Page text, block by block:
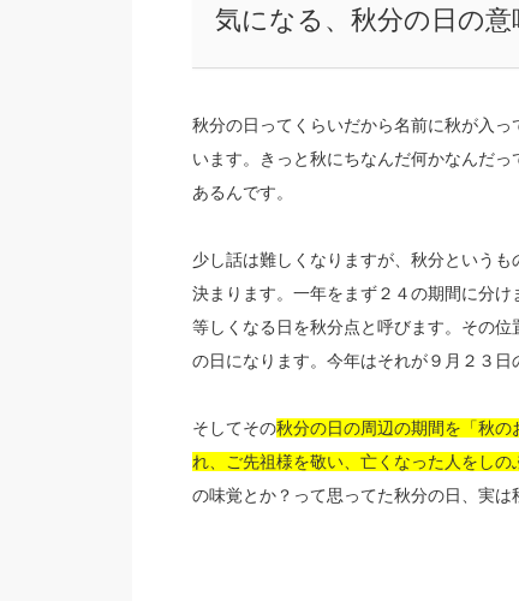
気になる、秋分の日の
秋分の日ってくらいだから名前に秋が入
います。きっと秋にちなんだ何かなんだ
あるんです。
少し話は難しくなりますが、秋分という
決まります。一年をまず２４の期間に分
等しくなる日を秋分点と呼びます。その
の日になります。今年はそれが９月２３日
そしてその秋分の日の周辺の期間を「秋
れ、ご先祖様を敬い、亡くなった人をしの
の味覚とか？って思ってた秋分の日、実